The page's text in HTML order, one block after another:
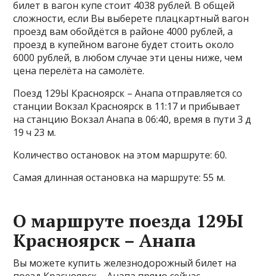
билет в вагон купе стоит 4038 рублей. В общей
сложности, если Вы выберете плацкартный вагон
проезд вам обойдётся в районе 4000 рублей, а
проезд в купейном вагоне будет стоить около
6000 рублей, в любом случае эти цены ниже, чем
цена перелёта на самолёте.
Поезд 129Ы Красноярск – Анапа отправляется со
станции Вокзал Красноярск в 11:17 и прибывает
на станцию Вокзал Анапа в 06:40, время в пути 3 д
19 ч 23 м.
Количество остановок на этом маршруте: 60.
Самая длинная остановка на маршруте: 55 м.
О маршруте поезда 129Ы
Красноярск – Анапа
Вы можете купить железнодорожный билет на